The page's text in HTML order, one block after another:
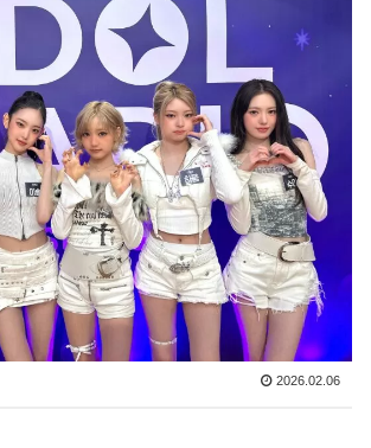
2026.02.06